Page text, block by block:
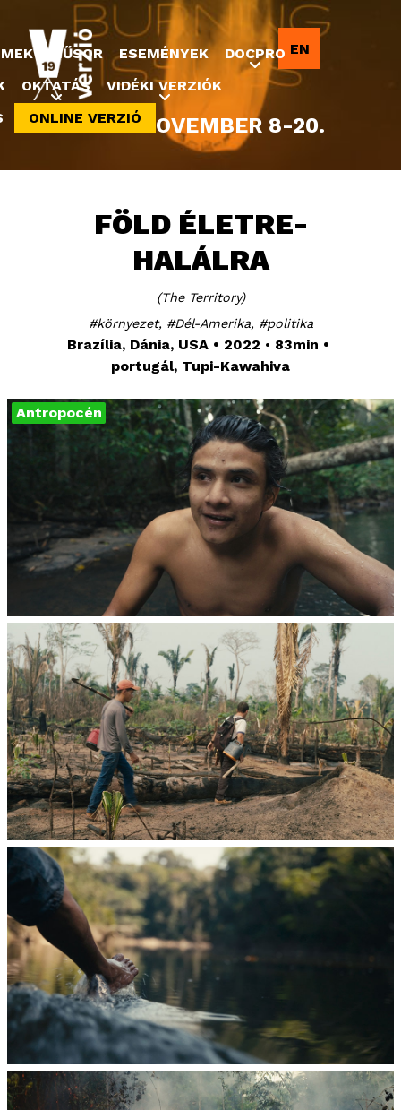
Jump to navigation
2022. NOVEMBER 8-20.
FÖLD ÉLETRE-
HALÁLRA
The Territory
környezet
Dél-Amerika politika
Brazília, Dánia, USA 2022
83min
portugál, Tupi-Kawahiva
Antropocén
MŰSOR ESEMÉNYEK
DOCPRO
OKTATÁS
VIDÉKI VERZIÓK
ONLINE VERZIÓ
EN